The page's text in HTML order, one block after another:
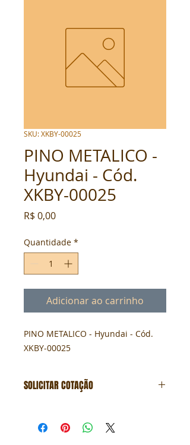
SKU: XKBY-00025
PINO METALICO -
Hyundai - Cód.
XKBY-00025
R$ 0,00Preço
Quantidade *
Adicionar ao carrinho
PINO METALICO - Hyundai - Cód.
XKBY-00025
SOLICITAR COTAÇÃO